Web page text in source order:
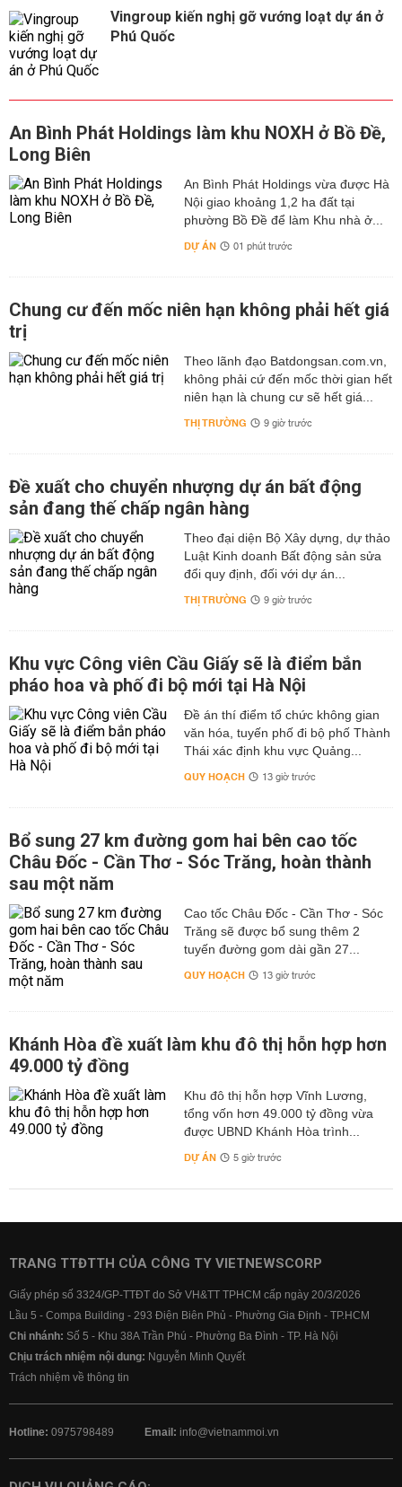
Vingroup kiến nghị gỡ vướng loạt dự án ở
Phú Quốc
An Bình Phát Holdings làm khu NOXH ở Bồ Đề,
Long Biên
An Bình Phát Holdings vừa được Hà
Nội giao khoảng 1,2 ha đất tại
phường Bồ Đề để làm Khu nhà ở...
DỰ ÁN 01 phút trước
Chung cư đến mốc niên hạn không phải hết giá
trị
Theo lãnh đạo Batdongsan.com.vn,
không phải cứ đến mốc thời gian hết
niên hạn là chung cư sẽ hết giá...
THỊ TRƯỜNG 9 giờ trước
Đề xuất cho chuyển nhượng dự án bất động
sản đang thế chấp ngân hàng
Theo đại diện Bộ Xây dựng, dự thảo
Luật Kinh doanh Bất động sản sửa
đổi quy định, đối với dự án...
THỊ TRƯỜNG 9 giờ trước
Khu vực Công viên Cầu Giấy sẽ là điểm bắn
pháo hoa và phố đi bộ mới tại Hà Nội
Đề án thí điểm tổ chức không gian
văn hóa, tuyến phố đi bộ phố Thành
Thái xác định khu vực Quảng...
QUY HOẠCH 13 giờ trước
Bổ sung 27 km đường gom hai bên cao tốc
Châu Đốc - Cần Thơ - Sóc Trăng, hoàn thành
sau một năm
Cao tốc Châu Đốc - Cần Thơ - Sóc
Trăng sẽ được bổ sung thêm 2
tuyến đường gom dài gần 27...
QUY HOẠCH 13 giờ trước
Khánh Hòa đề xuất làm khu đô thị hỗn hợp hơn
49.000 tỷ đồng
Khu đô thị hỗn hợp Vĩnh Lương,
tổng vốn hơn 49.000 tỷ đồng vừa
được UBND Khánh Hòa trình...
DỰ ÁN 5 giờ trước
TRANG TTĐTTH CỦA CÔNG TY VIETNEWSCORP
Giấy phép số 3324/GP-TTĐT do Sở VH&TT TPHCM cấp ngày 20/3/2026
Lầu 5 - Compa Building - 293 Điện Biên Phủ - Phường Gia Định - TP.HCM
Chi nhánh: Số 5 - Khu 38A Trần Phú - Phường Ba Đình - TP. Hà Nội
Chịu trách nhiệm nội dung: Nguyễn Minh Quyết
Trách nhiệm về thông tin
Hotline: 0975798489 Email: info@vietnammoi.vn